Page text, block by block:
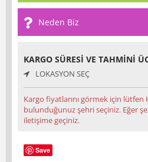
Neden Biz
KARGO SÜRESI VE TAHMINI
LOKASYON SEÇ
Kargo fiyatlarını görmek için
bulunduğunuz şehri seçiniz. Eğer
iletişime geçiniz.
Save